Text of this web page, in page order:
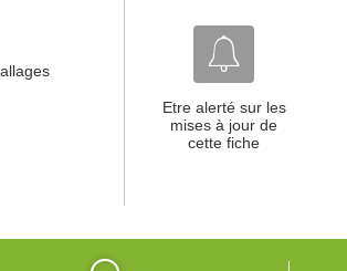
Etre alerté sur les
mises à jour de
cette fiche